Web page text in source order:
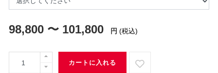
98,800 〜 101,800 円 (税込)
カートに入れる